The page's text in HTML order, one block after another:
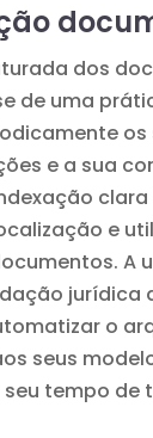
dos
de uma
os
e a sua
e
A
jurídica
o
seus
tempo de